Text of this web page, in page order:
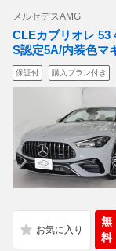
メルセデスAMG
CLEカブリオレ 53
S認定5A/内装色マ
保証付 購入プラン付き
無
料